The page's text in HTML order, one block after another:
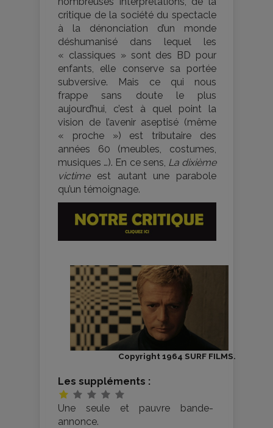
critique de la société du spectacle
à la dénonciation d’un monde
déshumanisé dans lequel les
« classiques » sont des BD pour
enfants, elle conserve sa portée
subversive. Mais ce qui nous
frappe sans doute le plus
aujourd’hui, c’est à quel point la
vision de l’avenir aseptisé (même
« proche ») est tributaire des
années 60 (meubles, costumes,
musiques …). En ce sens, La dixième
victimeest autant une parabole
qu’un témoignage.
Copyright 1964 SURF FILMS.
Les suppléments :
Une seule et pauvre bande-
annonce.